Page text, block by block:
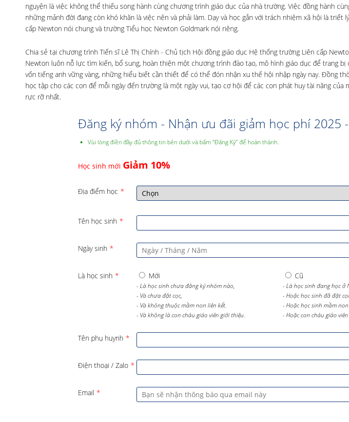
nguyện là việc không thể thiếu song hành cùng chương trình giáo dục của nhà trường. Việc đồng hành
những mảnh đời đang còn khó khăn là việc nên và phải làm. Dạy và học gắn với trách nhiệm xã hội là
cấp Newton nói chung và trường Tiểu học Newton Goldmark nói riêng.
Chia sẻ tại chương trình Tiến sĩ Lê Thị Chính - Chủ tịch Hội đồng giáo dục Hệ thống trường Liên cấp
Newton luôn nỗ lực tìm kiến, bổ sung, hoàn thiện một chương trình đào tạo, mô hình giáo dục để trang bị
vốn tiếng anh vững vàng, những hiểu biết cần thiết để có thể đón nhận xu thế hội nhập ngày nay. Đồng
học tập cho các con để mỗi ngày đến trường là một ngày vui, tạo cơ hội để các con phát huy tài năng của
rực rỡ nhất.
Đăng ký nhóm - Nhận ưu đãi giảm học phí 2025
Vùi lòng điền đầy đủ thông tin bên dưới và bấm “Đăng Ký” để hoàn thành.
Học sinh mới Giảm 10%
Địa điểm học *
Tên học sinh *
Ngày sinh *
Là học sinh * Mới
- Là học sinh chưa đăng ký nhóm nào,
- Và chưa đặt cọc,
- Và không thuộc mầm non liên kết.
- Và không là con cháu giáo viên giới thiệu.
Cũ
- Là học sinh đang học ở
- Hoặc học sinh đã đặt
- Hoặc học sinh mầm
- Hoặc con cháu giáo
Tên phụ huynh *
Điện thoại / Zalo *
Email *